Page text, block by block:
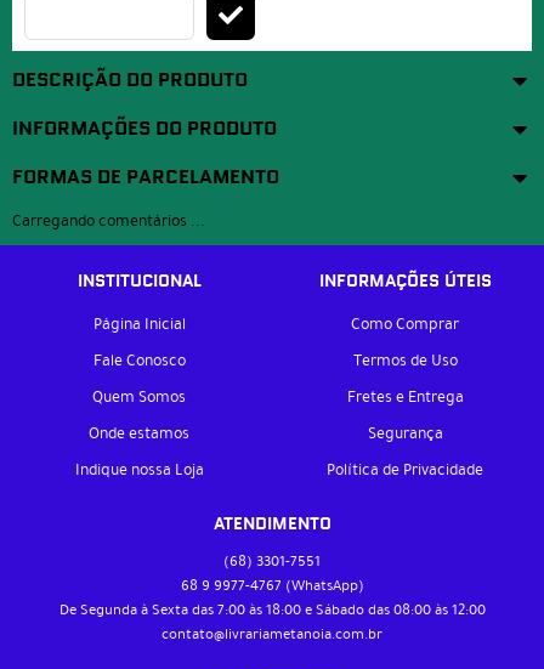
DESCRIÇÃO DO PRODUTO
INFORMAÇÕES DO PRODUTO
FORMAS DE PARCELAMENTO
Carregando comentários ...
INSTITUCIONAL
Página Inicial
Fale Conosco
Quem Somos
Onde estamos
Indique nossa Loja
INFORMAÇÕES ÚTEIS
Como Comprar
Termos de Uso
Fretes e Entrega
Segurança
Política de Privacidade
ATENDIMENTO
(68) 3301-7551
68 9 9977-4767 (WhatsApp)
De Segunda à Sexta das 7:00 às 18:00 e Sábado das 08:00 às 12:00
contato@livrariametanoia.com.br